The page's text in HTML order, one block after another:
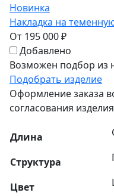
Новинка
Накладка на
От 195 000 ₽
Добавлено
Возможен подбор из
Подобрать изделие
Оформление заказа
согласования
Длина
Структура
Цвет